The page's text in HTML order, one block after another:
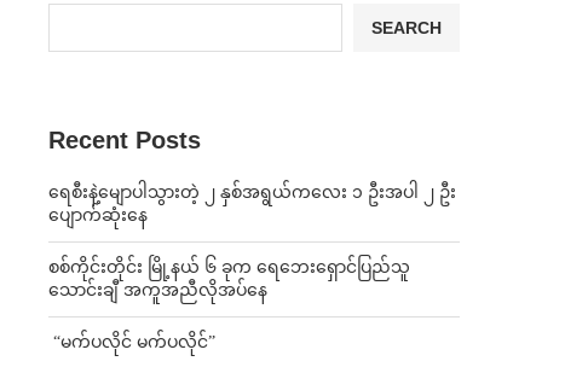
SEARCH
Recent Posts
ရေစီးနဲ့မျောပါသွားတဲ့ ၂ နှစ်အရွယ်ကလေး ၁ ဦးအပါ ၂ ဦး
ပျောက်ဆုံးနေ
စစ်ကိုင်းတိုင်း မြို့နယ် ၆ ခုက ရေဘေးရှောင်ပြည်သူ
သောင်းချီ အကူအညီလိုအပ်နေ
⁨ ⁨“မက်ပလိုင် မက်ပလိုင်”